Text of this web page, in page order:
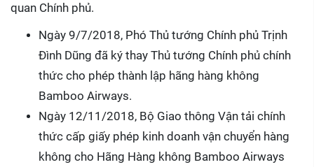
quan Chính phủ.
Ngày 9/7/2018, Phó Thủ tướng Chính phủ Trịnh
Đình Dũng đã ký thay Thủ tướng Chính phủ chính
thức cho phép thành lập hãng hàng không
Bamboo Airways.
Ngày 12/11/2018, Bộ Giao thông Vận tải chính
thức cấp giấy phép kinh doanh vận chuyển hàng
không cho Hãng Hàng không Bamboo Airways